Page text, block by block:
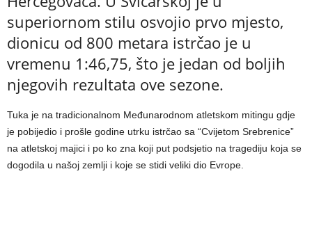
superiornom stilu osvojio prvo mjesto,
dionicu od 800 metara istrčao je u
vremenu 1:46,75, što je jedan od boljih
njegovih rezultata ove sezone.
Tuka je na tradicionalnom Međunarodnom atletskom mitingu gdje
je pobijedio i prošle godine utrku istrčao sa “Cvijetom Srebrenice”
na atletskoj majici i po ko zna koji put podsjetio na tragediju koja se
dogodila u našoj zemlji i koje se stidi veliki dio Evrope.